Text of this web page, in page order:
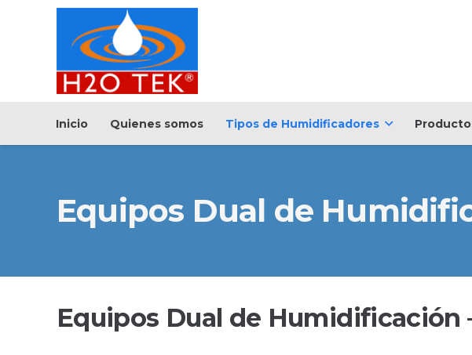
Inicio Quienes somos Tipos de Humidificadores
Equipos Dual de
Equipos Dual de